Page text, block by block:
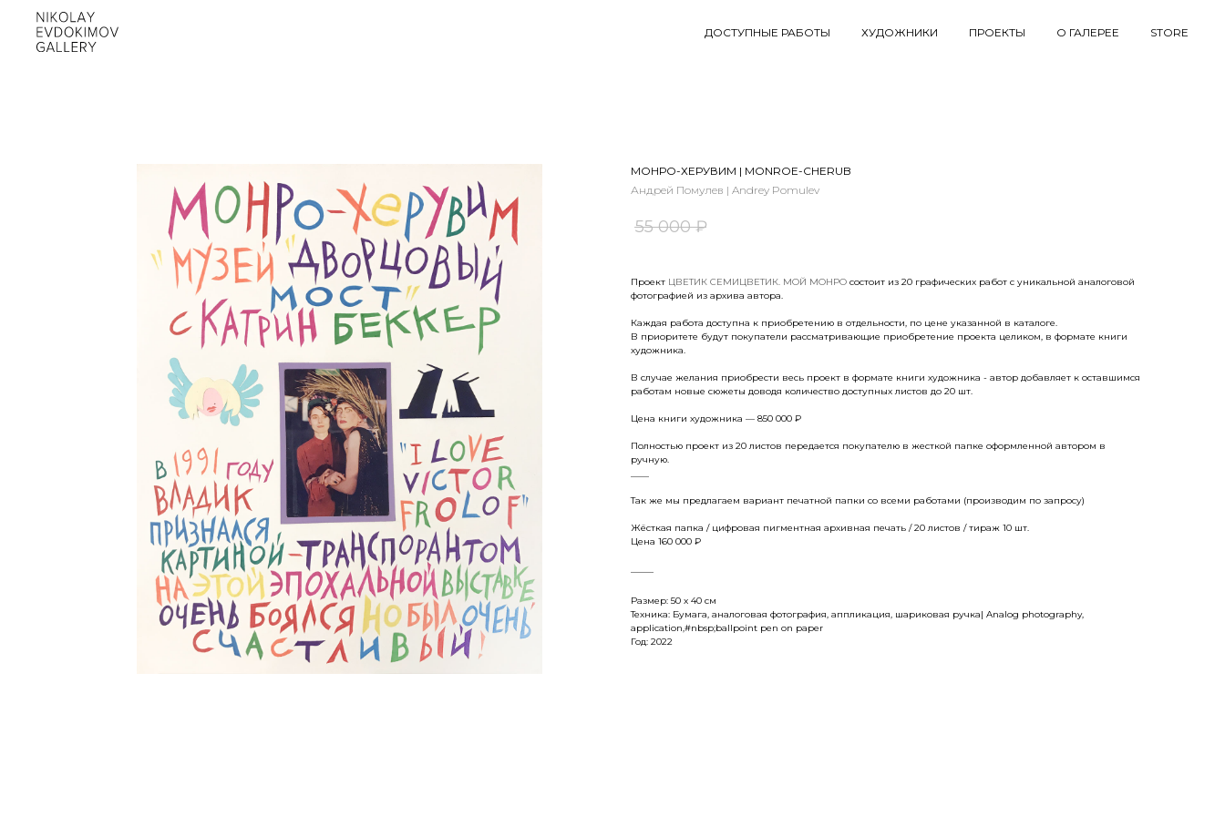
ДОСТУПНЫЕ РАБОТЫ ХУДОЖНИКИ ПРОЕКТЫ О ГАЛЕРЕЕ STORE
МОНРО-ХЕРУВИМ | MONROE-СHERUB
Андрей Помулев | Andrey Pomulev
55 000 ₽
Проект ЦВЕТИК СЕМИЦВЕТИК. МОЙ МОНРО состоит из 20 графических работ с уникальной аналоговой
фотографией из архива автора.
Каждая работа доступна к приобретению в отдельности, по цене указанной в каталоге.
В приоритете будут покупатели рассматривающие приобретение проекта целиком, в формате книги
художника.
В случае желания приобрести весь проект в формате книги художника - автор добавляет к оставшимся
работам новые сюжеты доводя количество доступных листов до 20 шт.
Цена книги художника — 850 000 ₽
Полностью проект из 20 листов передается покупателю в жесткой папке оформленной автором в
ручную.
Так же мы предлагаем вариант печатной папки со всеми работами (производим по запросу)
Жёсткая папка / цифровая пигментная архивная печать / 20 листов / тираж 10 шт.
Цена 160 000 ₽
Размер: 50 x 40 см
Техника: Бумага, аналоговая фотография, аппликация, шариковая ручка| Analog photography,
application,#nbsp;ballpoint pen on paper
Год: 2022